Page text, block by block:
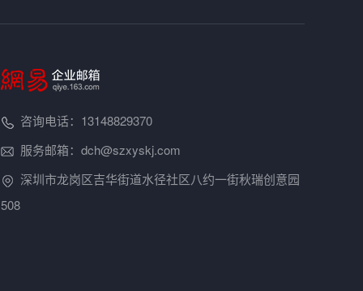
咨询电话：13148829370
服务邮箱：dch@szxyskj.com
深圳市龙岗区吉华街道水径社区八约一街秋瑞创意园
508